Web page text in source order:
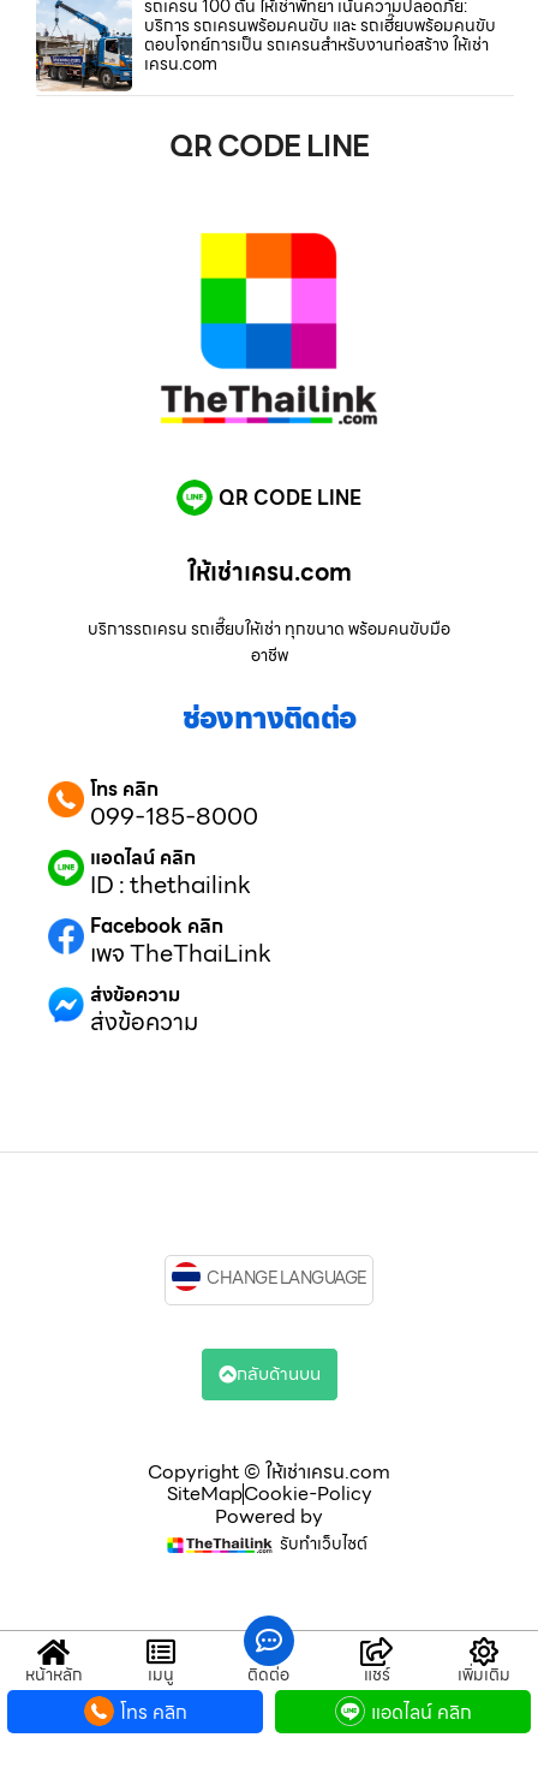
รถเครน 100 ตัน ให้เช่าพัทยา เน้นความปลอดภัย:
บริการ รถเครนพร้อมคนขับ และ รถเฮี๊ยบพร้อมคนขับ
ตอบโจทย์การเป็น รถเครนสำหรับงานก่อสร้าง ให้เช่า
เครน.com
QR CODE LINE
QR CODE LINE
ให้เช่าเครน.com
บริการรถเครน รถเฮี๊ยบให้เช่า ทุกขนาด พร้อมคนขับมือ
อาชีพ
ช่องทางติดต่อ
โทร คลิก
099-185-8000
แอดไลน์ คลิก
ID : thethailink
Facebook คลิก
เพจ TheThaiLink
ส่งข้อความ
ส่งข้อความ
Copyright © ให้เช่าเครน.com
SiteMapCookie-Policy
Powered by
รับทำเว็บไซต์
CHANGE LANGUAGE
กลับด้านบน
หน้าหลัก เมนู ติดต่อ แชร์ เพิ่มเติม
โทร คลิก แอดไลน์ คลิก